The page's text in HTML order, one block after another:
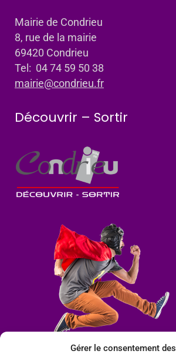
Gérer le consentement des
Mairie de Condrieu
8, rue de la mairie
69420 Condrieu
Tel: 04 74 59 50 38
mairie@condrieu.fr
Découvrir – Sortir